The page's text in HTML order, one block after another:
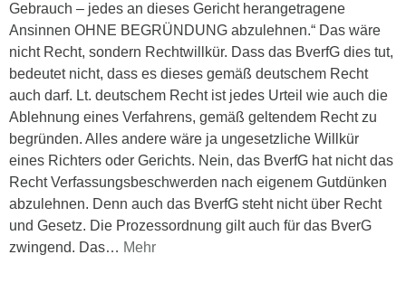
Gebrauch – jedes an dieses Gericht herangetragene
Ansinnen OHNE BEGRÜNDUNG abzulehnen.“ Das wäre
nicht Recht, sondern Rechtwillkür. Dass das BverfG dies tut,
bedeutet nicht, dass es dieses gemäß deutschem Recht
auch darf. Lt. deutschem Recht ist jedes Urteil wie auch die
Ablehnung eines Verfahrens, gemäß geltendem Recht zu
begründen. Alles andere wäre ja ungesetzliche Willkür
eines Richters oder Gerichts. Nein, das BverfG hat nicht das
Recht Verfassungsbeschwerden nach eigenem Gutdünken
abzulehnen. Denn auch das BverfG steht nicht über Recht
und Gesetz. Die Prozessordnung gilt auch für das BverG
zwingend. Das… Mehr